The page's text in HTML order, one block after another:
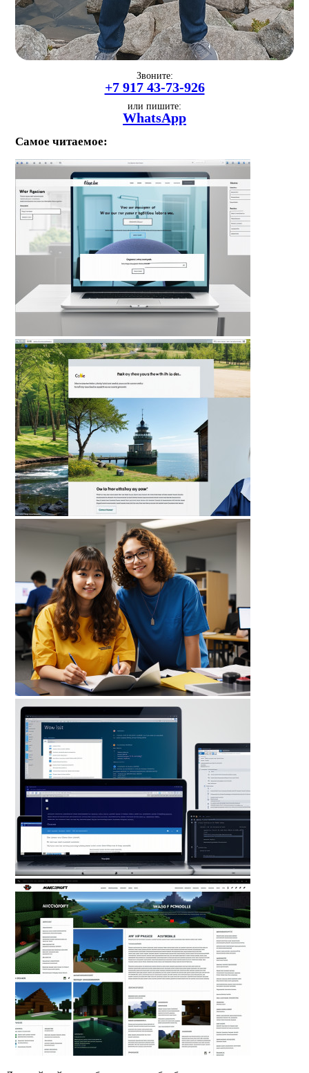
Звоните:
+7 917 43-73-926
или пишите:
WhatsApp
Самое читаемое: